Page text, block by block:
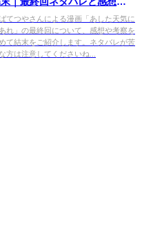
てつやさんによる漫画「あした天気に
れ」の最終回について、感想や考察を
て結末をご紹介します。ネタバレが苦
方は注意してくださいね...